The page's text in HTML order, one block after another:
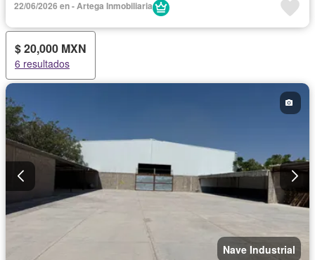
22/06/2026 en - Artega Inmobiliaria
$ 20,000 MXN
6 resultados
Nave Industrial